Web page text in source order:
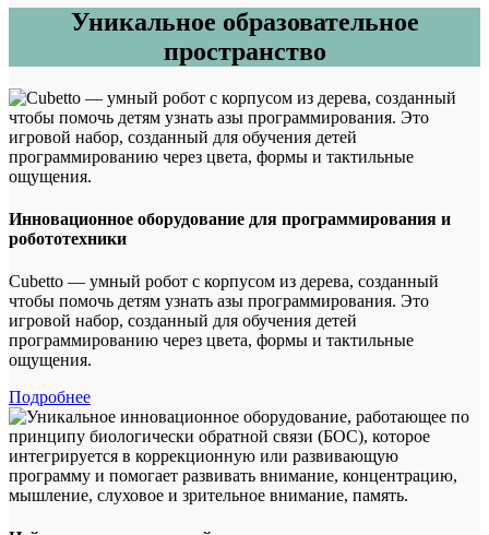
Уникальное образовательное
пространство
Инновационное оборудование для программирования и
робототехники
Cubetto — умный робот с корпусом из дерева, созданный
чтобы помочь детям узнать азы программирования. Это
игровой набор, созданный для обучения детей
программированию через цвета, формы и тактильные
ощущения.
Подробнее